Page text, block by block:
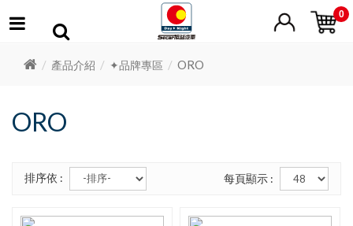
0
產品介紹 ✦品牌專區 ORO
ORO
排序依 : 每頁顯示 :